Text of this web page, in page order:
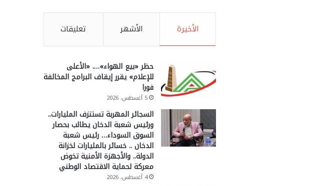
الأخيرة الأشهر تعليقات
حظر «بيع الهواء»…. «الأعلى
للإعلام» يقرر إيقاف البرامج المخالفة
فورا
5 أغسطس، 2026
السجائر المهربة تستنزف المليارات..
ورئيس شعبة الدخان يطالب بحصار
السوق السوداء… رئيس شعبة
الدخان .. خسائر بالمليارات لخزانة
الدولة.. والأجهزة الأمنية تخوض
معركة لحماية الاقتصاد الوطني
4 أغسطس، 2026